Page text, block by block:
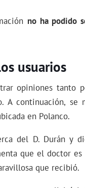
no ha podido
usuarios
opiniones tanto
A continuación, se
en Polanco.
del D. Durán y
que el doctor
que recibió.